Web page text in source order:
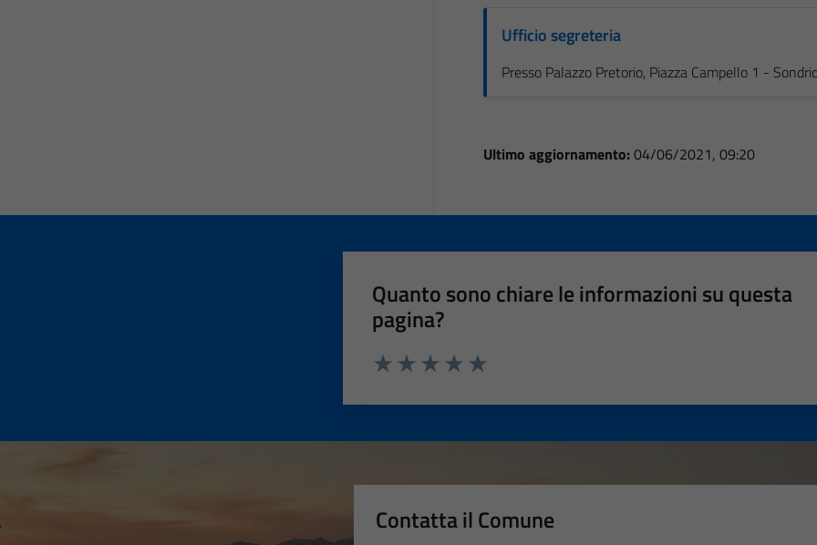
Ufficio segreteria
Presso Palazzo Pretorio, Piazza Campello 1 -
Ultimo aggiornamento: 04/06/2021, 09:20
Quanto sono chiare le informazioni su questa
pagina?
Contatta il Comune